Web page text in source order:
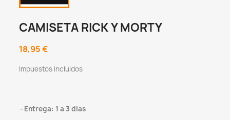
CAMISETA RICK Y MORTY
18,95 €
Impuestos incluidos
Entrega: 1 a 3 dias